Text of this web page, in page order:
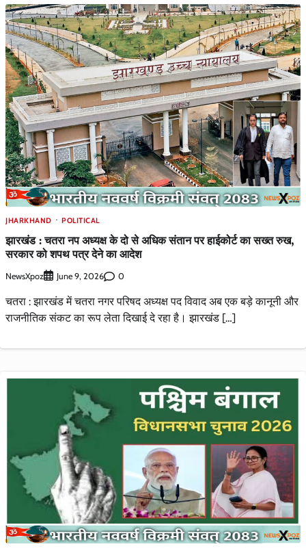
JHARKHAND POLITICAL
झारखंड : चतरा नप अध्यक्ष के दो से अधिक संतान पर हाईकोर्ट का सख्त रुख,
सरकार को शपथ पत्र देने का आदेश
NewsXpoz June 9, 2026 0
चतरा : झारखंड में चतरा नगर परिषद अध्यक्ष पद विवाद अब एक बड़े कानूनी और
राजनीतिक संकट का रूप लेता दिखाई दे रहा है। झारखंड […]